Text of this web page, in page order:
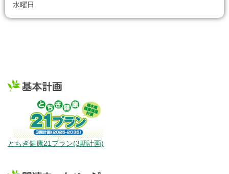
水曜日
とちぎ健康21プラン(3期計画)